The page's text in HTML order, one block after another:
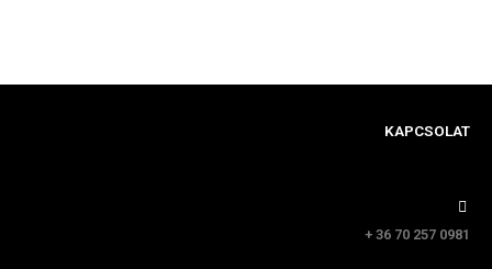
KAPCSOLAT
+ 36 70 257 0981